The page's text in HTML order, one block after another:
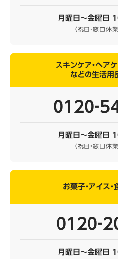
月曜日～金曜日
（祝日・窓口休
スキンケア・ヘア
などの生活用
月曜日～金曜日
（祝日・窓口休
お菓子・アイス
月曜日～金曜日